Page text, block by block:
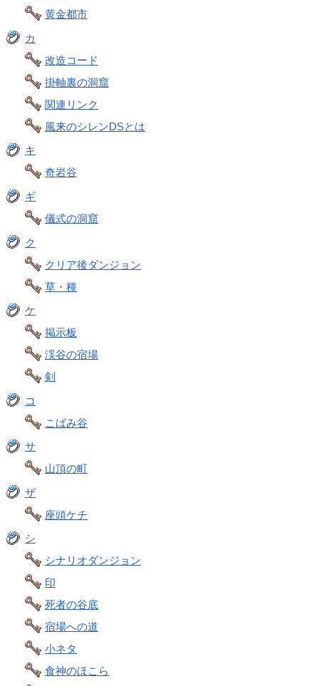
黄金都市
カ
改造コード
掛軸裏の洞窟
関連リンク
風来のシレンDSとは
キ
奇岩谷
ギ
儀式の洞窟
ク
クリア後ダンジョン
草・種
ケ
掲示板
渓谷の宿場
剣
コ
こばみ谷
サ
山頂の町
ザ
座頭ケチ
シ
シナリオダンジョン
印
死者の谷底
宿場への道
小ネタ
食神のほこら